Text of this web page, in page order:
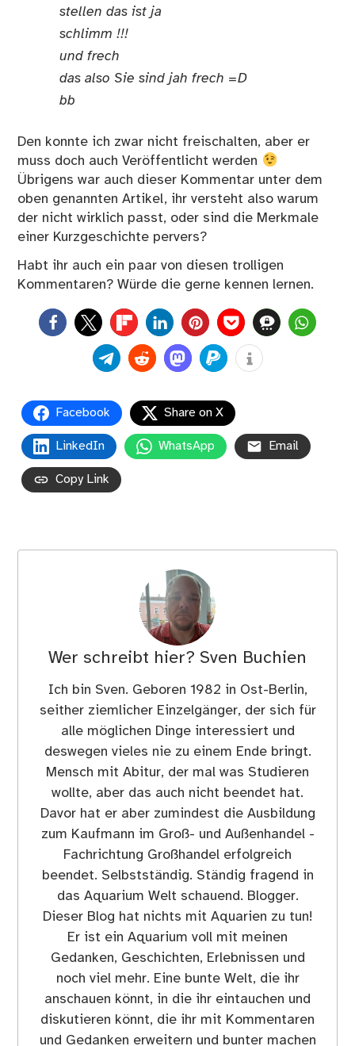
stellen das ist ja
schlimm !!!
und frech
das also Sie sind jah frech =D
bb
Den konnte ich zwar nicht freischalten, aber er
muss doch auch Veröffentlicht werden
Übrigens war auch dieser Kommentar unter dem
oben genannten Artikel, ihr versteht also warum
der nicht wirklich passt, oder sind die Merkmale
einer Kurzgeschichte pervers?
Habt ihr auch ein paar von diesen trolligen
Kommentaren? Würde die gerne kennen lernen.
0
Facebook Share on X
LinkedIn WhatsApp Email
Copy Link
Wer schreibt hier? Sven Buchien
Ich bin Sven. Geboren 1982 in Ost-Berlin,
seither ziemlicher Einzelgänger, der sich für
alle möglichen Dinge interessiert und
deswegen vieles nie zu einem Ende bringt.
Mensch mit Abitur, der mal was Studieren
wollte, aber das auch nicht beendet hat.
Davor hat er aber zumindest die Ausbildung
zum Kaufmann im Groß- und Außenhandel -
Fachrichtung Großhandel erfolgreich
beendet. Selbstständig. Ständig fragend in
das Aquarium Welt schauend. Blogger.
Dieser Blog hat nichts mit Aquarien zu tun!
Er ist ein Aquarium voll mit meinen
Gedanken, Geschichten, Erlebnissen und
noch viel mehr. Eine bunte Welt, die ihr
anschauen könnt, in die ihr eintauchen und
diskutieren könnt, die ihr mit Kommentaren
und Gedanken erweitern und bunter machen